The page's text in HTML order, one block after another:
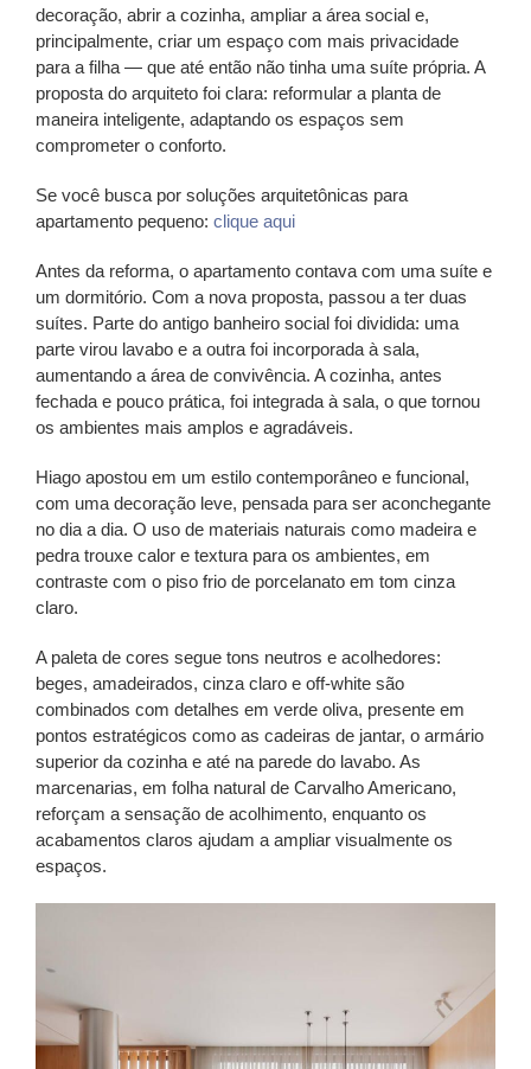
decoração, abrir a cozinha, ampliar a área social e,
principalmente, criar um espaço com mais privacidade
para a filha — que até então não tinha uma suíte própria. A
proposta do arquiteto foi clara: reformular a planta de
maneira inteligente, adaptando os espaços sem
comprometer o conforto.
Se você busca por soluções arquitetônicas para
apartamento pequeno: clique aqui
Antes da reforma, o apartamento contava com uma suíte e
um dormitório. Com a nova proposta, passou a ter duas
suítes. Parte do antigo banheiro social foi dividida: uma
parte virou lavabo e a outra foi incorporada à sala,
aumentando a área de convivência. A cozinha, antes
fechada e pouco prática, foi integrada à sala, o que tornou
os ambientes mais amplos e agradáveis.
Hiago apostou em um estilo contemporâneo e funcional,
com uma decoração leve, pensada para ser aconchegante
no dia a dia. O uso de materiais naturais como madeira e
pedra trouxe calor e textura para os ambientes, em
contraste com o piso frio de porcelanato em tom cinza
claro.
A paleta de cores segue tons neutros e acolhedores:
beges, amadeirados, cinza claro e off-white são
combinados com detalhes em verde oliva, presente em
pontos estratégicos como as cadeiras de jantar, o armário
superior da cozinha e até na parede do lavabo. As
marcenarias, em folha natural de Carvalho Americano,
reforçam a sensação de acolhimento, enquanto os
acabamentos claros ajudam a ampliar visualmente os
espaços.